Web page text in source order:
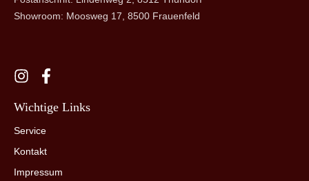
Showroom: Moosweg 17, 8500 Frauenfeld
Wichtige Links
Service
Kontakt
Impressum